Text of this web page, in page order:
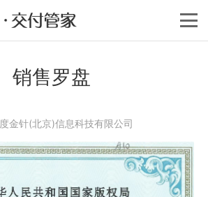
销售罗盘
度金针(北京)信息科技有限公司